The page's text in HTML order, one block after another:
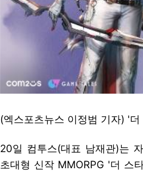
(엑스포츠뉴스 이정범 기자) '
20일 컴투스(대표 남재관)는
초대형 신작 MMORPG '더 스